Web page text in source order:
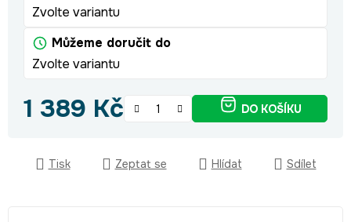
Zvolte variantu
Můžeme doručit do
Zvolte variantu
1 389 Kč DO KOŠÍKU
Tisk Zeptat se Hlídat Sdílet